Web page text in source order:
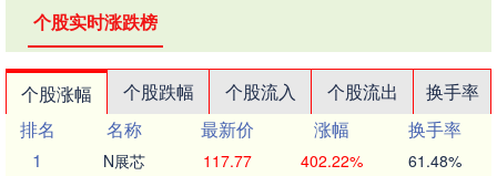
个股实时涨跌榜
个股涨幅 个股跌幅 个股流入 个股流出
换手率
排名
名称 最新价 涨幅
换手率
1
N展芯 117.77 402.22% 61.48%